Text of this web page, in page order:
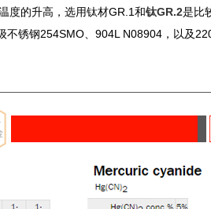
度的升高，选用钛材GR.1和钛GR.2是比
锈钢254SMO、904L N08904，以及